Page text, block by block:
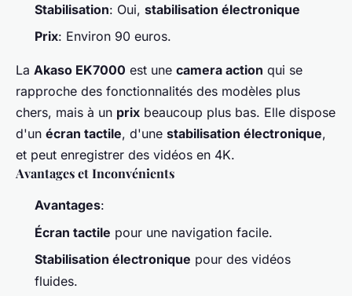
Stabilisation: Oui, stabilisation électronique
Prix: Environ 90 euros.
La Akaso EK7000 est une camera action qui se
rapproche des fonctionnalités des modèles plus
chers, mais à un prix beaucoup plus bas. Elle dispose
d'un écran tactile, d'une stabilisation électronique,
et peut enregistrer des vidéos en 4K.
Avantages et Inconvénients
Avantages:
Écran tactile pour une navigation facile.
Stabilisation électronique pour des vidéos
fluides.